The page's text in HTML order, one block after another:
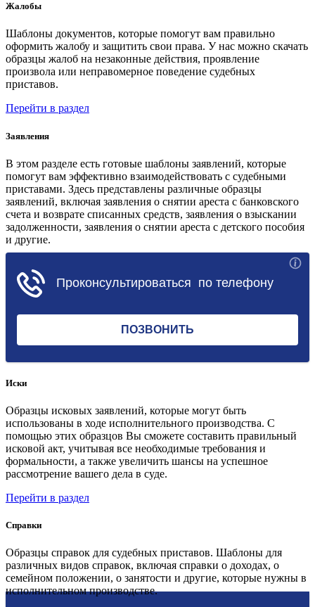
Жалобы
Шаблоны документов, которые помогут вам правильно
оформить жалобу и защитить свои права. У нас можно скачать
образцы жалоб на незаконные действия, проявление
произвола или неправомерное поведение судебных
приставов.
Перейти в раздел
Заявления
В этом разделе есть готовые шаблоны заявлений, которые
помогут вам эффективно взаимодействовать с судебными
приставами. Здесь представлены различные образцы
заявлений, включая заявления о снятии ареста с банковского
счета и возврате списанных средств, заявления о взыскании
задолженности, заявления о снятии ареста с детского пособия
и другие.
Иски
Образцы исковых заявлений, которые могут быть
использованы в ходе исполнительного производства. С
помощью этих образцов Вы сможете составить правильный
исковой акт, учитывая все необходимые требования и
формальности, а также увеличить шансы на успешное
рассмотрение вашего дела в суде.
Перейти в раздел
Справки
Образцы справок для судебных приставов. Шаблоны для
различных видов справок, включая справки о доходах, о
семейном положении, о занятости и другие, которые нужны в
исполнительном производстве.